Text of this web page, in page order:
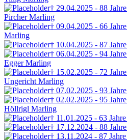
† 29.04.2025 - 88 Jahre
PircherMarling
† 09.04.2025 - 66 Jahre
Marling
† 10.04.2025 - 87 Jahre
† 06.04.2025 - 94 Jahre
EggerMarling
† 15.02.2025 - 72 Jahre
Ungericht Marling
† 07.02.2025 - 93 Jahre
† 02.02.2025 - 95 Jahre
Höllrigl Marling
† 11.01.2025 - 63 Jahre
† 17.12.2024 - 88 Jahre
† 13.11.2024 - 87 Jahre